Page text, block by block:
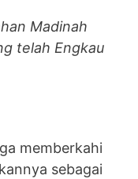
Madinah
telah Engkau
memberkahi
sebagai